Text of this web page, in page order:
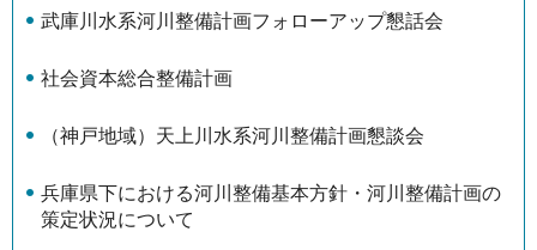
武庫川水系河川整備計画フォローアップ懇話会
社会資本総合整備計画
（神戸地域）天上川水系河川整備計画懇談会
兵庫県下における河川整備基本方針・河川整備計画の
策定状況について